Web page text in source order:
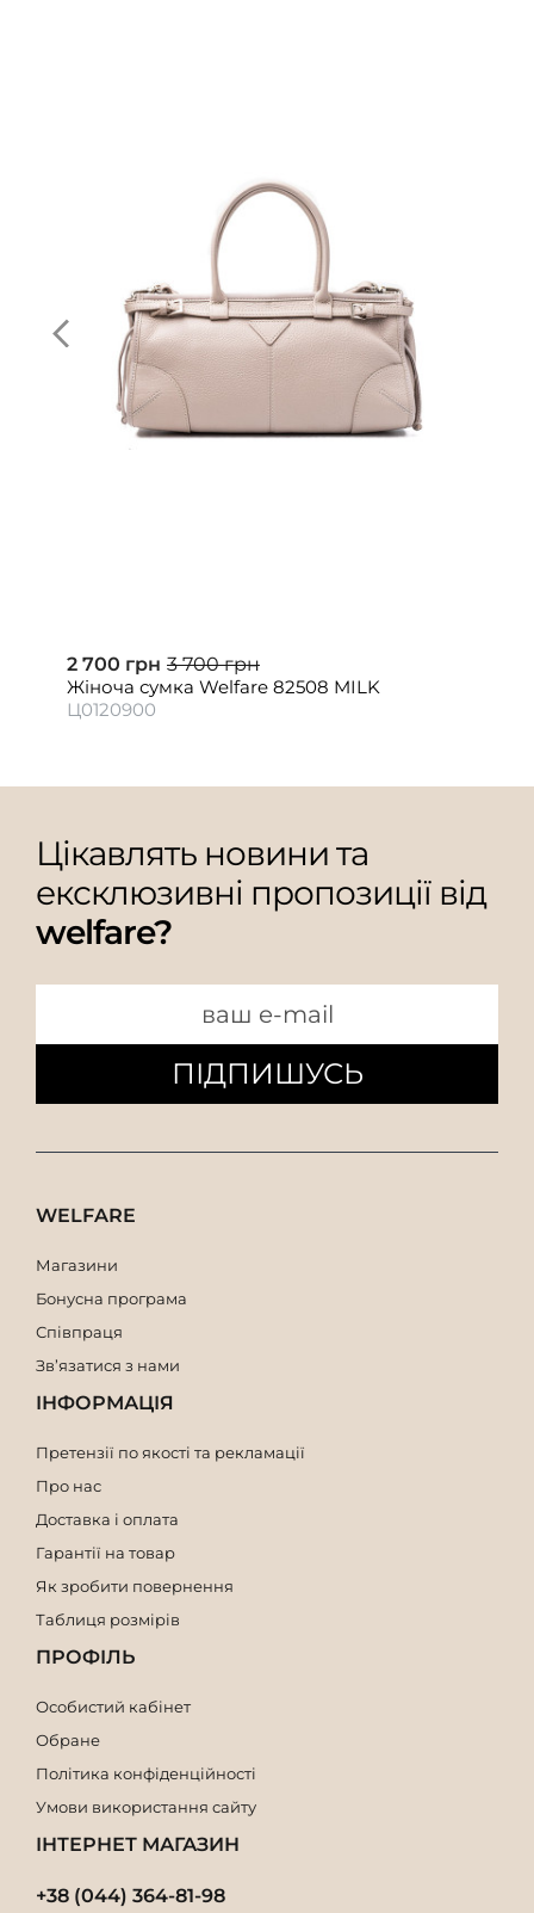
2 700 грн 3 700 грн
Жіноча сумка Welfare 82508 MILK
Ц0120900
Цікавлять новини та
ексклюзивні пропозиції від
welfare?
ПІДПИШУСЬ
WELFARE
Магазини
Бонусна програма
Співпраця
Зв’язатися з нами
ІНФОРМАЦІЯ
Претензії по якості та рекламації
Про нас
Доставка і оплата
Гарантії на товар
Як зробити повернення
Таблиця розмірів
ПРОФІЛЬ
Особистий кабінет
Обране
Політика конфіденційності
Умови використання сайту
ІНТЕРНЕТ МАГАЗИН
+38 (044) 364-81-98